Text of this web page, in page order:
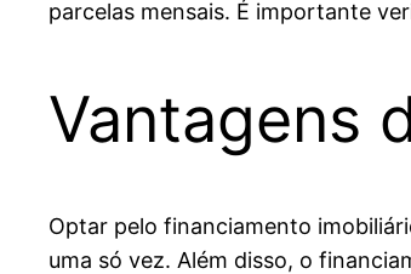
parcelas mensais. É importante
Vantagens
Optar pelo financiamento
uma só vez. Além disso, o